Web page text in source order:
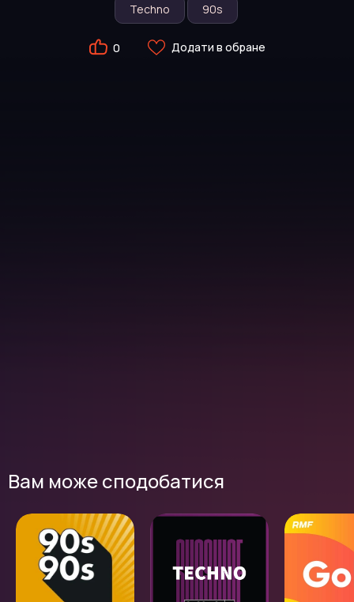
Techno 90s
0 Додати в обране
Вам може сподобатися